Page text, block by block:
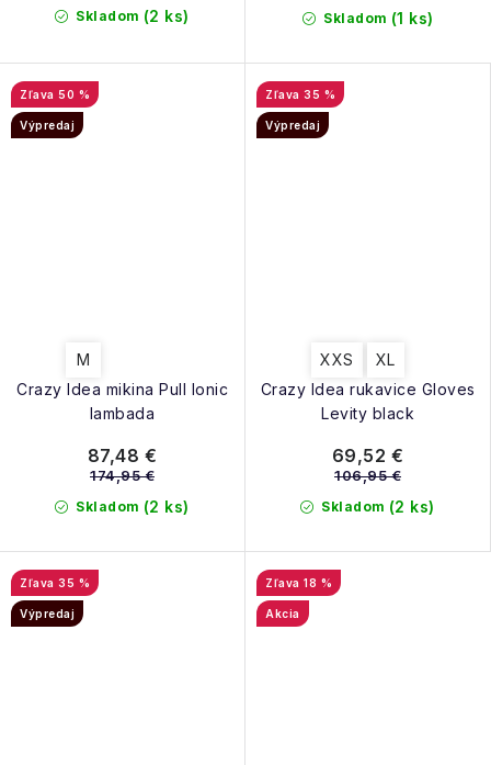
Skladom (2 ks) Skladom (1 ks)
Crazy Idea mikina Pull Ionic
lambada
50 %
Výpredaj
M
Skladom (2 ks)
87,48 €
174,95 €
Crazy Idea rukavice Gloves
Levity black
35 %
Výpredaj
XXS XL
Skladom (2 ks)
69,52 €
106,95 €
35 %
Výpredaj
18 %
Akcia